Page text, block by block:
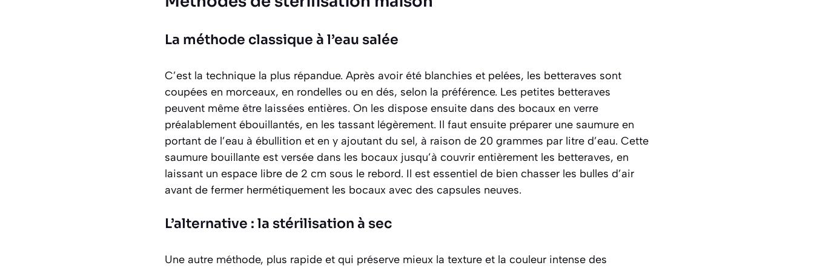
La méthode classique à l’eau salée
C’est la technique la plus répandue. Après avoir été blanchies et pelées, les betteraves sont
coupées en morceaux, en rondelles ou en dés, selon la préférence. Les petites betteraves
peuvent même être laissées entières. On les dispose ensuite dans des bocaux en verre
préalablement ébouillantés, en les tassant légèrement. Il faut ensuite préparer une saumure en
portant de l’eau à ébullition et en y ajoutant du sel, à raison de 20 grammes par litre d’eau. Cette
saumure bouillante est versée dans les bocaux jusqu’à couvrir entièrement les betteraves, en
laissant un espace libre de 2 cm sous le rebord. Il est essentiel de bien chasser les bulles d’air
avant de fermer hermétiquement les bocaux avec des capsules neuves.
L’alternative : la stérilisation à sec
Une autre méthode, plus rapide et qui préserve mieux la texture et la couleur intense des